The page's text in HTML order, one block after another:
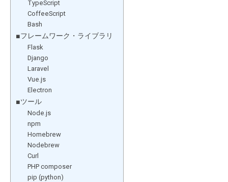
TypeScript
CoffeeScript
Bash
■フレームワーク・ライブラリ
Flask
Django
Laravel
Vue.js
Electron
■ツール
Node.js
npm
Homebrew
Nodebrew
Curl
PHP composer
pip (python)